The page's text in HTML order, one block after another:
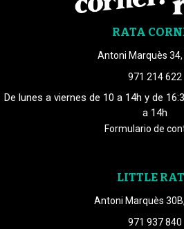
RATA
Antoni Marquès
971 214 622
De lunes a viernes de 10 a 14h y de
a 14h
Formulario de
LITTLE
Antoni Marquès
971 937 840